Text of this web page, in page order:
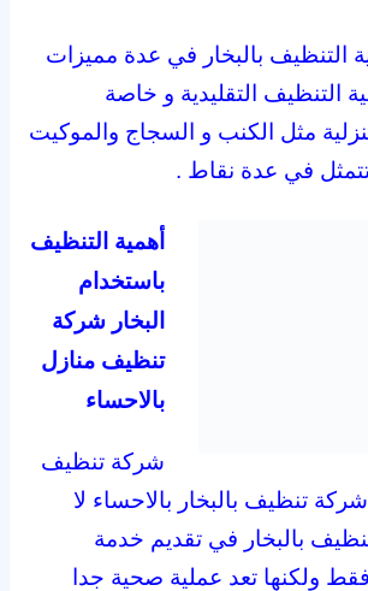
التنظيف بالبخار في عدة مميزات
التنظيف التقليدية و خاصة
مثل الكنب و السجاج والموكيت
تتمثل في عدة نقاط .
أهمية التنظيف
باستخدام
البخار شركة
تنظيف منازل
بالاحساء
شركة تنظيف
شركة تنظيف بالبخار بالاحساء لا
بالبخار في تقديم خدمة
ولكنها تعد عملية صحية جدا